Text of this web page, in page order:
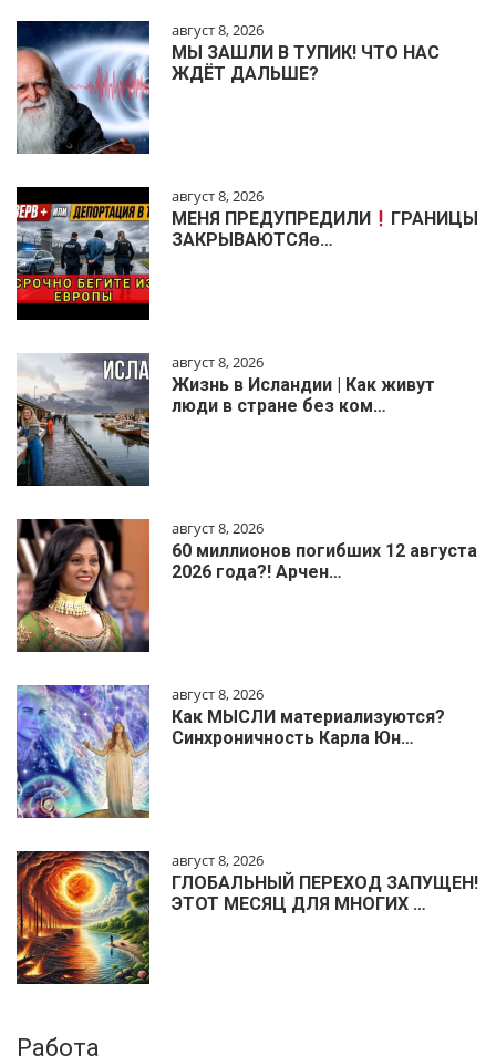
август 8, 2026
МЫ ЗАШЛИ В ТУПИК! ЧТО НАС
ЖДЁТ ДАЛЬШЕ?
август 8, 2026
МЕНЯ ПРЕДУПРЕДИЛИ
ГРАНИЦЫ
ЗАКРЫВАЮТСЯɵ…
август 8, 2026
Жизнь в Исландии | Как живут
люди в стране без ком…
август 8, 2026
60 миллионов погибших 12 августа
2026 года?! Арчен…
август 8, 2026
Как МЫСЛИ материализуются?
Синхроничность Карла Юн…
август 8, 2026
ГЛОБАЛЬНЫЙ ПЕРЕХОД ЗАПУЩЕН!
ЭТОТ МЕСЯЦ ДЛЯ МНОГИХ …
Работа